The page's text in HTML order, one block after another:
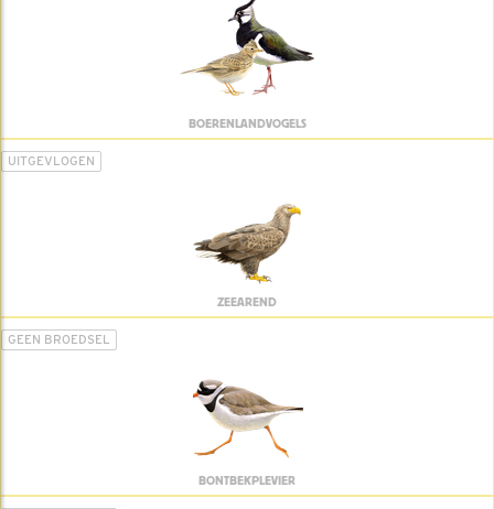
BOERENLANDVOGELS
UITGEVLOGEN
ZEEAREND
GEEN BROEDSEL
BONTBEKPLEVIER